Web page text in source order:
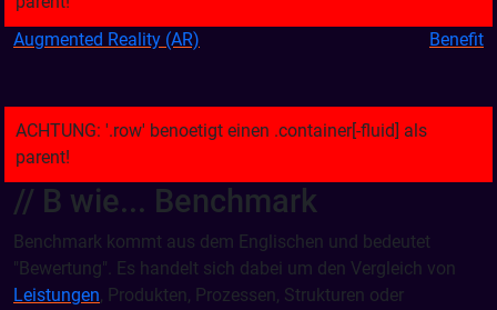
Augmented Reality (AR) Benefit
// B wie... Benchmark
Benchmark kommt aus dem Englischen und bedeutet
"Bewertung". Es handelt sich dabei um den Vergleich von
Leistungen, Produkten, Prozessen, Strukturen oder